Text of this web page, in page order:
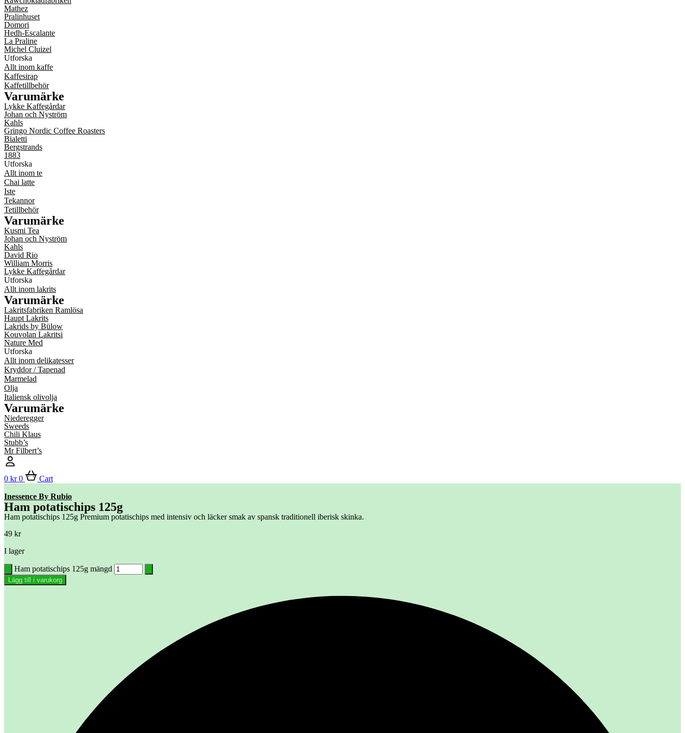
Mathez
Pralinhuset
Domori
Hedh-Escalante
La Praline
Michel Cluizel
Utforska
Allt inom kaffe
Kaffesirap
Kaffetillbehör
Varumärke
Lykke Kaffegårdar
Johan och Nyström
Kahls
Gringo Nordic Coffee Roasters
Bialetti
Bergstrands
1883
Utforska
Allt inom te
Chai latte
Iste
Tekannor
Tetillbehör
Varumärke
Kusmi Tea
Johan och Nyström
Kahls
David Rio
William Morris
Lykke Kaffegårdar
Utforska
Allt inom lakrits
Varumärke
Lakritsfabriken Ramlösa
Haupt Lakrits
Lakrids by Bülow
Kouvolan Lakritsi
Nature Med
Utforska
Allt inom delikatesser
Kryddor / Tapenad
Marmelad
Olja
Italiensk olivolja
Varumärke
Niederegger
Sweeds
Chili Klaus
Stubb’s
Mr Filbert’s
0 kr 0 Cart
Inessence By Rubio
Ham potatischips 125g
Ham potatischips 125g Premium potatischips med intensiv och läcker smak av spansk traditionell iberisk skinka.
49 kr
I lager
Ham potatischips 125g mängd
Lägg till i varukorg